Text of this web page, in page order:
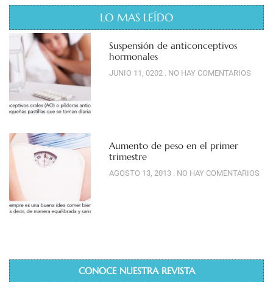
LO MAS LEÍDO
Suspensión de anticonceptivos
hormonales
JUNIO 11, 0202 NO HAY COMENTARIOS
Aumento de peso en el primer
trimestre
AGOSTO 13, 2013 NO HAY COMENTARIOS
CONOCE NUESTRA REVISTA